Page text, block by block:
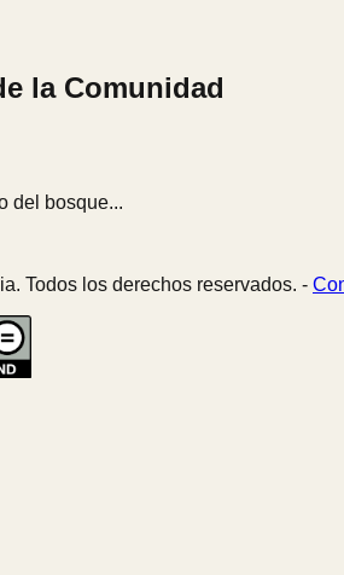
la Comunidad
del bosque...
Todos los derechos reservados. -